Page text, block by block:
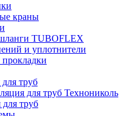
краны
TUBOFLEX
и уплотнители
труб
для труб Технониколь
труб